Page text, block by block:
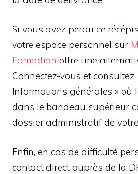
Si vous avez perdu ce
votre espace personnel sur
Formation offre une
Connectez-vous et consultez
Informations générales » où
dans le bandeau supérieur
dossier administratif de
Enfin, en cas de difficulté
contact direct auprès de la